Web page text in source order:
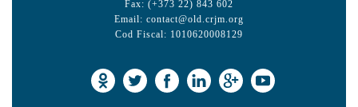
Fax: (+373 22) 843 602
Email: contact@old.crjm.org
Cod Fiscal: 1010620008129